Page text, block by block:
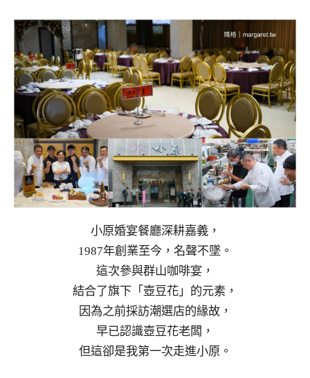
小原婚宴餐廳深耕嘉義，
1987年創業至今，名聲不墜。
這次參與群山咖啡宴，
結合了旗下「壺豆花」的元素，
因為之前採訪潮選店的緣故，
早已認識壺豆花老闆，
但這卻是我第一次走進小原。